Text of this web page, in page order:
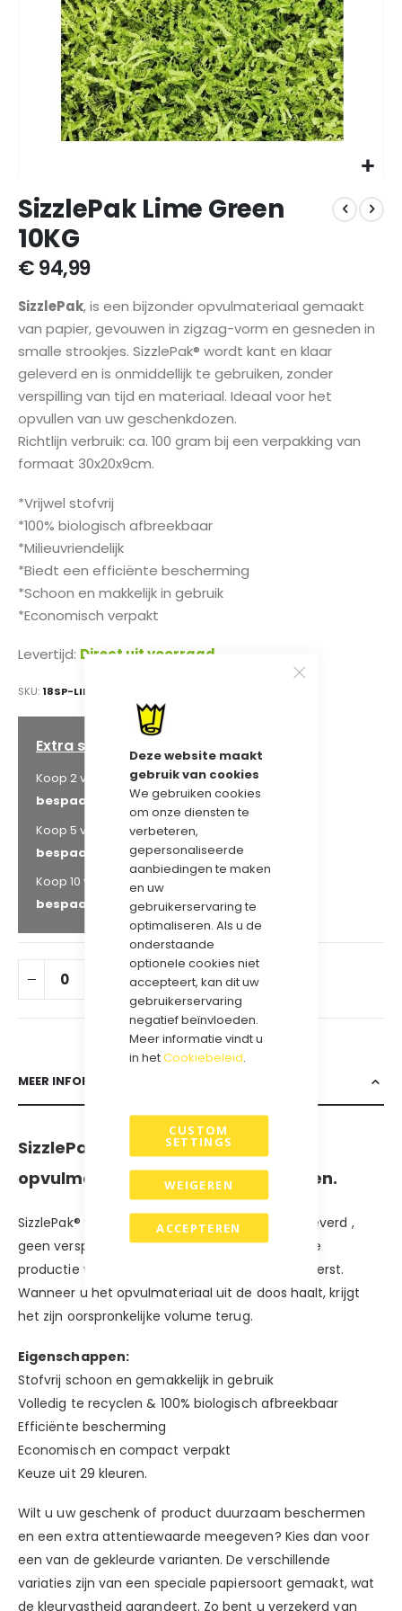
Deze website maakt
gebruik van cookies
We gebruiken cookies
om onze diensten te
verbeteren,
gepersonaliseerde
aanbiedingen te maken
en uw
gebruikerservaring te
optimaliseren. Als u de
onderstaande
optionele cookies niet
accepteert, kan dit uw
gebruikerservaring
negatief beïnvloeden.
Meer informatie vindt u
in hetCookiebeleid.
ACCEPTEREN
CUSTOM
SETTINGS
WEIGEREN
naar
het
begin
van
de
afbeeldingen-
gallerij
SizzlePak Lime Green
10KG
€ 94,99
SizzlePak, is een bijzonder opvulmateriaal gemaakt
van papier, gevouwen in zigzag-vorm en gesneden in
smalle strookjes. SizzlePak® wordt kant en klaar
geleverd en is onmiddellijk te gebruiken, zonder
verspilling van tijd en materiaal. Ideaal voor het
opvullen van uw geschenkdozen.
Richtlijn verbruik: ca. 100 gram bij een verpakking van
formaat 30x20x9cm.
*Vrijwel stofvrij
*100% biologisch afbreekbaar
*Milieuvriendelijk
*Biedt een efficiënte bescherming
*Schoon en makkelijk in gebruik
*Economisch verpakt
Levertijd: Direct uit voorraad
SKU 18SP-LIME GREEN
Extra staffelkorting
Koop 2 voor € 90,24
en
bespaar
Koop 5 voor
€ 87,39
bespaar
Koop 10 voor
bespaar
IN WINKELWAGEN
MEER INFORMATIE
SizzlePak – Luxe en duurzaam
opvulmateriaal voor uw geschenken.
SizzlePak® wordt kant en klaar en compact geleverd ,
geen verspilling van materiaal en tijd. Tijdens de
productie wordt het met kracht in de doos geperst.
Wanneer u het opvulmateriaal uit de doos haalt, krijgt
het zijn oorspronkelijke volume terug.
Eigenschappen:
Stofvrij schoon en gemakkelijk in gebruik
Volledig te recyclen & 100% biologisch afbreekbaar
Efficiënte bescherming
Economisch en compact verpakt
Keuze uit 29 kleuren.
Wilt u uw geschenk of product duurzaam beschermen
en een extra attentiewaarde meegeven? Kies dan voor
een van de gekleurde varianten. De verschillende
variaties zijn van een speciale papiersoort gemaakt, wat
de kleurvastheid garandeert. Zo bent u verzekerd van